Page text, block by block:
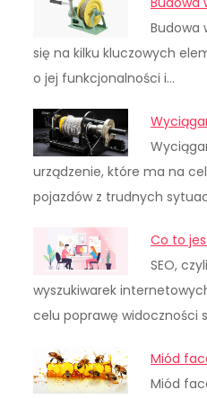
Budowa
się na kilku kluczowych
o jej funkcjonalności i…
urządzenie, które ma na
pojazdów z trudnych
Co to
SEO,
wyszukiwarek
celu poprawę widoczności
Miód
Miód